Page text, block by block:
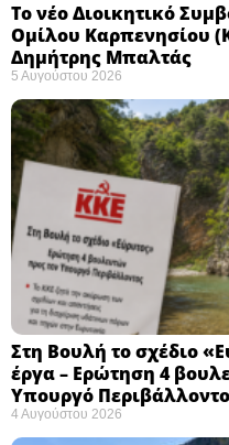
Το νέο Διοικητικό
Ομίλου Καρπενησίου
Δημήτρης Μπαλτάς
5 Αυγούστου 2026
Στη Βουλή το σχέδιο
έργα – Ερώτηση 4
Υπουργό
4 Αυγούστου 2026